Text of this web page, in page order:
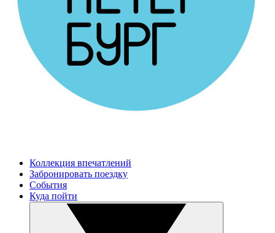
Коллекция впечатлений
Забронировать поездку
События
Куда пойти